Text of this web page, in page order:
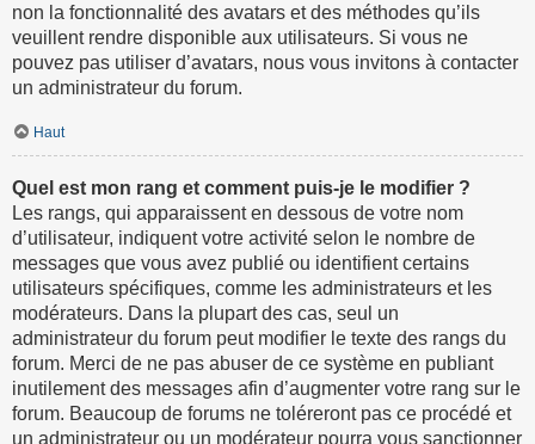
non la fonctionnalité des avatars et des méthodes qu’ils
veuillent rendre disponible aux utilisateurs. Si vous ne
pouvez pas utiliser d’avatars, nous vous invitons à contacter
un administrateur du forum.
Haut
Quel est mon rang et comment puis-je le modifier ?
Les rangs, qui apparaissent en dessous de votre nom
d’utilisateur, indiquent votre activité selon le nombre de
messages que vous avez publié ou identifient certains
utilisateurs spécifiques, comme les administrateurs et les
modérateurs. Dans la plupart des cas, seul un
administrateur du forum peut modifier le texte des rangs du
forum. Merci de ne pas abuser de ce système en publiant
inutilement des messages afin d’augmenter votre rang sur le
forum. Beaucoup de forums ne toléreront pas ce procédé et
un administrateur ou un modérateur pourra vous sanctionner